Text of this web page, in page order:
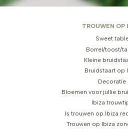
TROUWEN OP
Sweet
Borrel/toost/
Kleine
Bruidstaart op
Decoratie
Bloemen voor jullie
Ibiza
Is trouwen op Ibiza
Trouwen op Ibiza